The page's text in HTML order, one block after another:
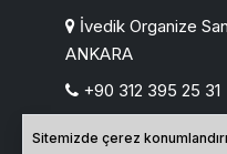
İvedik Organize
ANKARA
+90 312 395 25 31
Sitemizde çerez